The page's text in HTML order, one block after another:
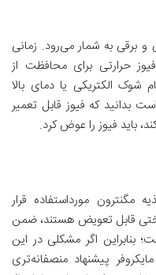
و برقی به شمار می‌رود. زمانی
حرارتی برای محافظت از
شوک الکتریکی یا دمای بالا
بدانید که فیوز قابل تعمیر
باید فیوز را عوض کرد.
مگنترون مورداستفاده قرار
قابل تعویض هستند، ضمن
بنابراین اگر مشکلی در این
پیشنهاد منصفانه‌تری